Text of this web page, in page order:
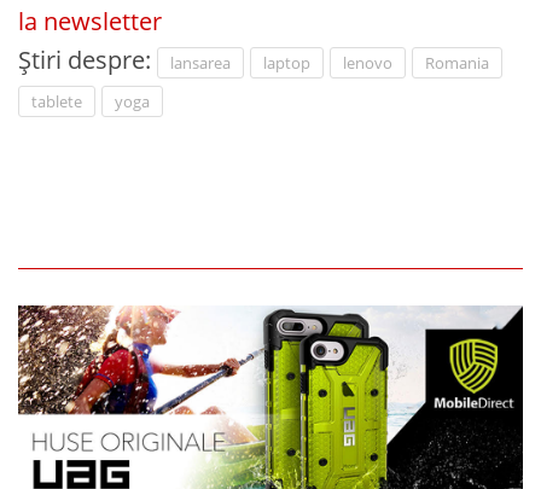
la newsletter
Știri despre:
lansarea laptop lenovo
Romania
tablete
yoga